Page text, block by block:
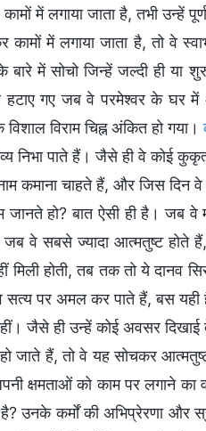
में लगाया जाता है, तभी
में लगाया जाता है, तो वे
में सोचो जिन्हें जल्दी ही या
हटाए गए जब वे परमेश्वर के घर
विराम चिह्न अंकित हो गया।
निभा पाते हैं। जैसे ही वे कोई
कमाना चाहते हैं, और जिस
जानते हो? बात ऐसी ही है।
जब वे सबसे ज्यादा आत्मतुष्ट
मिली होती, तब तक तो ये दानव
पर अमल कर पाते हैं, बस
जैसे ही उन्हें कोई अवसर दिखाई
जाते हैं, तो वे यह सोचकर
क्षमताओं को काम पर लगाने
उनके कर्मों की अभिप्रेरणा और